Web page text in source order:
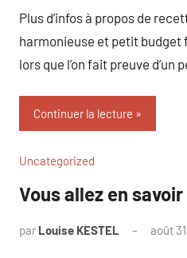
Plus d’infos à propos de
harmonieuse et petit budget
lors que l’on fait preuve d’un
Continuer la lecture
Uncategorized
Vous allez en
par Louise KESTEL août